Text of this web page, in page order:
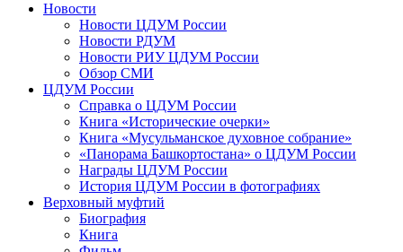
Новости
Новости ЦДУМ России
Новости РДУМ
Новости РИУ ЦДУМ России
Обзор СМИ
ЦДУМ России
Справка о ЦДУМ России
Книга «Исторические очерки»
Книга «Мусульманское духовное собрание»
«Панорама Башкортостана» о ЦДУМ России
Награды ЦДУМ России
История ЦДУМ России в фотографиях
Верховный муфтий
Биография
Книга